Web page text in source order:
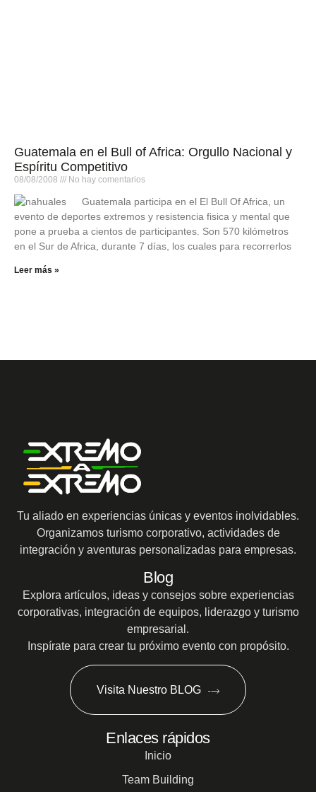
Guatemala en el Bull of Africa: Orgullo Nacional y
Espíritu Competitivo
08/08/2008 No hay comentarios
Guatemala participa en el El Bull Of Africa, un
evento de deportes extremos y resistencia fisica y mental que
pone a prueba a cientos de participantes. Son 570 kilómetros
en el Sur de Africa, durante 7 días, los cuales para recorrerlos
Leer más »
Tu aliado en experiencias únicas y eventos inolvidables.
Organizamos turismo corporativo, actividades de
integración y aventuras personalizadas para empresas.
Blog
Explora artículos, ideas y consejos sobre experiencias
corporativas, integración de equipos, liderazgo y turismo
empresarial.
Inspírate para crear tu próximo evento con propósito.
Visita Nuestro BLOG
Enlaces rápidos
Inicio
Team Building